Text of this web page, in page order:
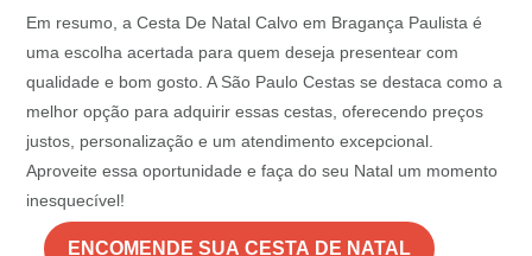
Em resumo, a Cesta De Natal Calvo em Bragança Paulista é
uma escolha acertada para quem deseja presentear com
qualidade e bom gosto. A São Paulo Cestas se destaca como a
melhor opção para adquirir essas cestas, oferecendo preços
justos, personalização e um atendimento excepcional.
Aproveite essa oportunidade e faça do seu Natal um momento
inesquecível!
ENCOMENDE SUA CESTA DE NATAL